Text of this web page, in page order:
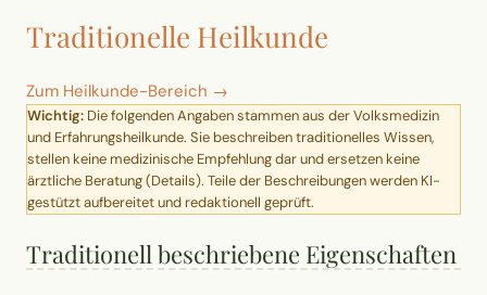
Traditionelle Heilkunde
Zum Heilkunde-Bereich →
Wichtig: Die folgenden Angaben stammen aus der Volksmedizin
und Erfahrungsheilkunde. Sie beschreiben traditionelles Wissen,
stellen keine medizinische Empfehlung dar und ersetzen keine
ärztliche Beratung (Details). Teile der Beschreibungen werden KI-
gestützt aufbereitet und redaktionell geprüft.
Traditionell beschriebene Eigenschaften